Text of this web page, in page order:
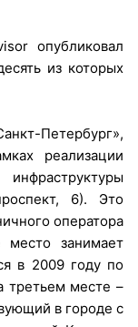
опубликовал
из которых
Петербург»,
реализации
6). Это
оператора
занимает
в 2009 году по
третьем месте –
в городе с